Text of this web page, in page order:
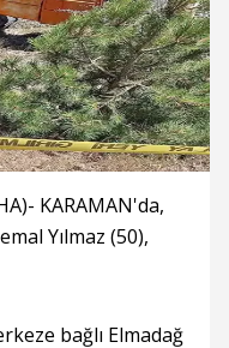
KARAMAN'da,
Yılmaz (50),
bağlı Elmadağ